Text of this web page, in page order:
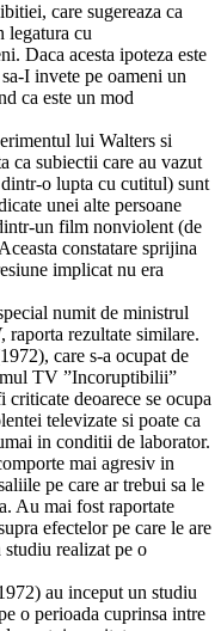
care sugereaza ca
legatura cu
Daca acesta ipoteza este
I invete pe oameni un
ca este un mod
lui Walters si
ca subiectii care au vazut
o lupta cu cutitul) sunt
unei alte persoane
un film nonviolent (de
constatare sprijina
implicat nu era
numit de ministrul
raporta rezultate similare.
care s-a ocupat de
TV ”Incoruptibilii”
deoarece se ocupa
televizate si poate ca
in conditii de laborator.
mai agresiv in
pe care ar trebui sa le
Au mai fost raportate
efectelor pe care le are
realizat pe o
au inceput un studiu
o perioada cuprinsa intre